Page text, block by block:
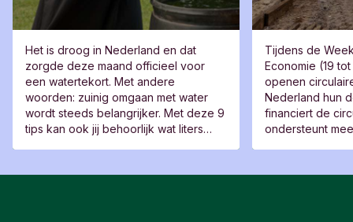
Het is droog in Nederland en dat
zorgde deze maand officieel voor
een watertekort. Met andere
woorden: zuinig omgaan met water
wordt steeds belangrijker. Met deze 9
tips kan ook jij behoorlijk wat liters
Tijdens de
Economie (19
openen
Nederland hun
financiert de
ondersteunt